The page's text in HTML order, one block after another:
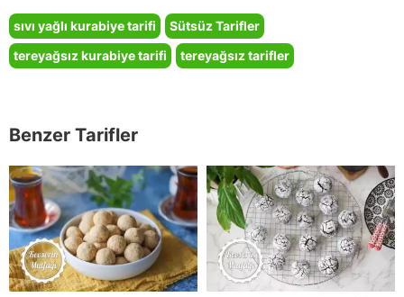
sıvı yağlı kurabiye tarifi
Sütsüz Tarifler
tereyağsız kurabiye tarifi
tereyağsız tarifler
Benzer Tarifler